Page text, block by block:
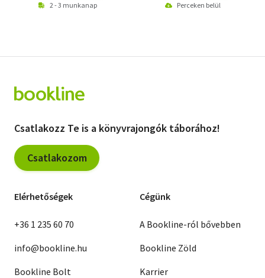
2 - 3 munkanap Perceken belül
Csatlakozz Te is a könyvrajongók táborához!
Csatlakozom
Elérhetőségek
+36 1 235 60 70
info@bookline.hu
Bookline Bolt
Cégünk
A Bookline-ról bővebben
Bookline Zöld
Karrier